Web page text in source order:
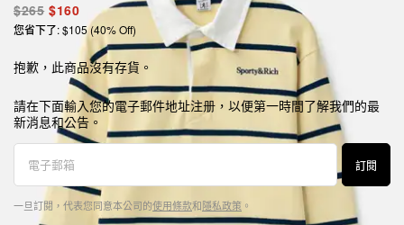
$265 $160
您省下了: $105 (40% Off)
抱歉，此商品沒有存貨。
請在下面輸入您的電子郵件地址注册，以便第一時間了解我們的最
新消息和公告。
訂閱
一旦訂閱，代表您同意本公司的使用條款和隱私政策 。